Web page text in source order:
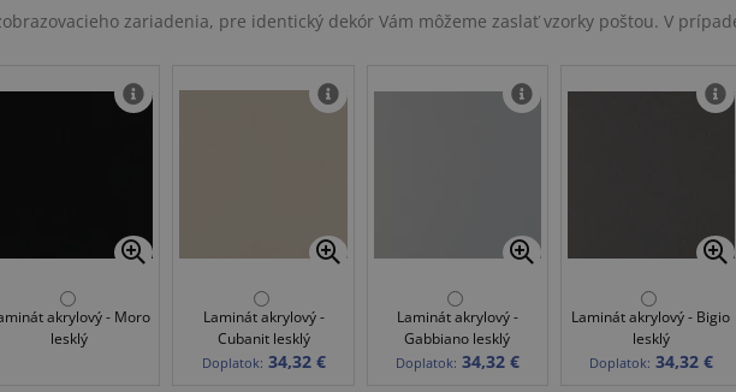
zariadenia, pre identický dekór Vám môžeme zaslať vzorky poštou. V
akrylový - Moro
lesklý
Laminát akrylový -
Cubanit lesklý
Doplatok: 34,32 €
Laminát akrylový -
Gabbiano lesklý
Doplatok: 34,32 €
Laminát akrylový - Bigio
lesklý
Doplatok: 34,32 €